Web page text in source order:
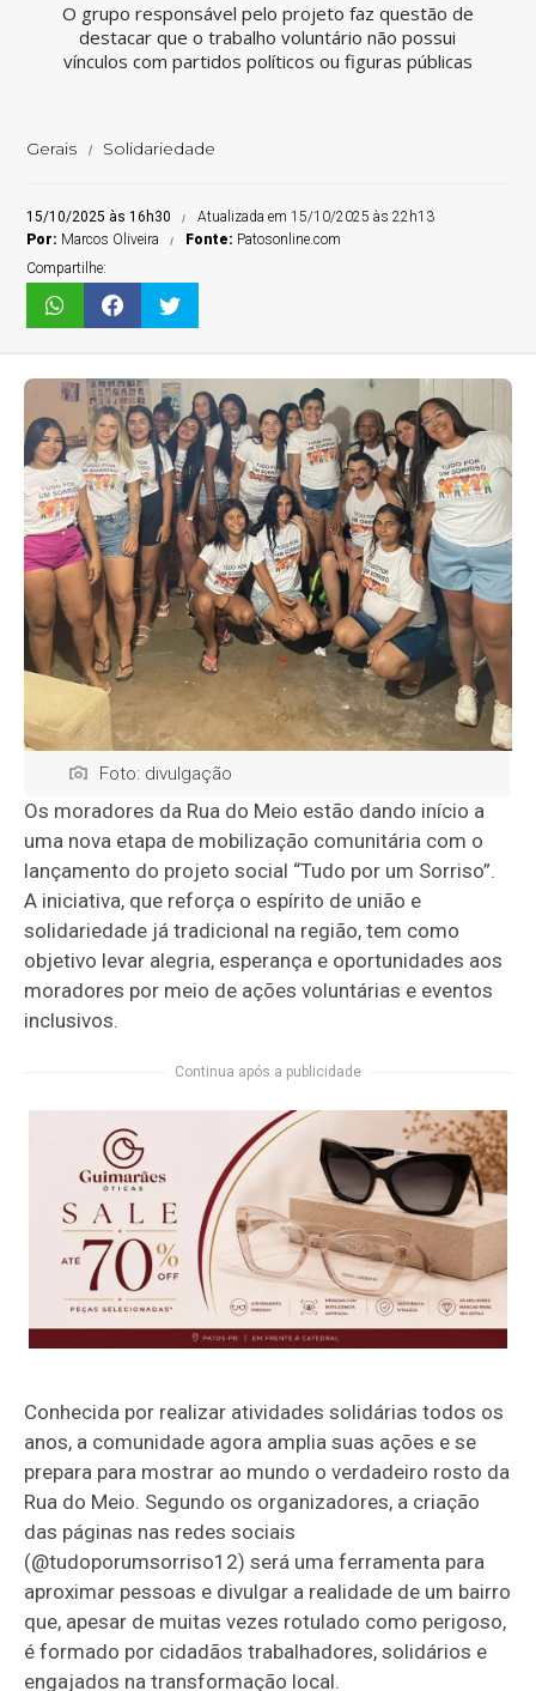
O grupo responsável pelo projeto faz questão de
destacar que o trabalho voluntário não possui
vínculos com partidos políticos ou figuras públicas
Gerais Solidariedade
15/10/2025 às 16h30
Atualizada em 15/10/2025 às 22h13
Por: Marcos Oliveira Fonte: Patosonline.com
Compartilhe:
Foto: divulgação
Os moradores da Rua do Meio estão dando início a
uma nova etapa de mobilização comunitária com o
lançamento do projeto social “Tudo por um Sorriso”.
A iniciativa, que reforça o espírito de união e
solidariedade já tradicional na região, tem como
objetivo levar alegria, esperança e oportunidades aos
moradores por meio de ações voluntárias e eventos
inclusivos.
Continua após a publicidade
Conhecida por realizar atividades solidárias todos os
anos, a comunidade agora amplia suas ações e se
prepara para mostrar ao mundo o verdadeiro rosto da
Rua do Meio. Segundo os organizadores, a criação
das páginas nas redes sociais
(@tudoporumsorriso12) será uma ferramenta para
aproximar pessoas e divulgar a realidade de um bairro
que, apesar de muitas vezes rotulado como perigoso,
é formado por cidadãos trabalhadores, solidários e
engajados na transformação local.